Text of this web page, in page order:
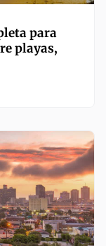
para
playas,